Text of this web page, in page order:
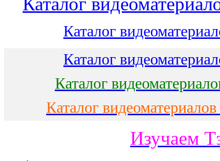
Каталог
Каталог
Каталог
Каталог
Изучаем